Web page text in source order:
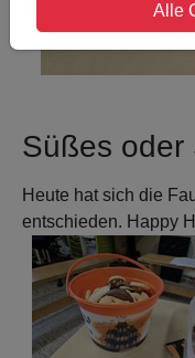
Süßes oder
Heute hat sich die
entschieden. Happy
Alle